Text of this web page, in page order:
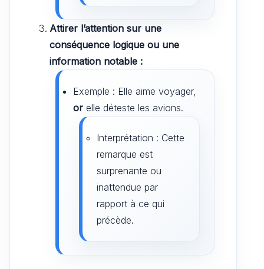
Attirer l’attention sur une
conséquence logique ou une
information notable :
Exemple : Elle aime voyager,
or elle déteste les avions.
Interprétation : Cette
remarque est
surprenante ou
inattendue par
rapport à ce qui
précède.